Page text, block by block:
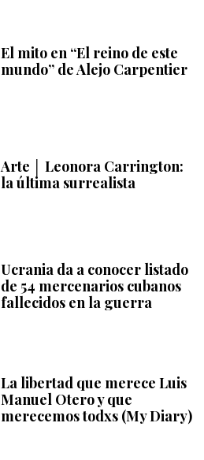
El mito en “El reino de este
mundo” de Alejo Carpentier
Arte │ Leonora Carrington:
la última surrealista
Ucrania da a conocer listado
de 54 mercenarios cubanos
fallecidos en la guerra
La libertad que merece Luis
Manuel Otero y que
merecemos todxs (My Diary)